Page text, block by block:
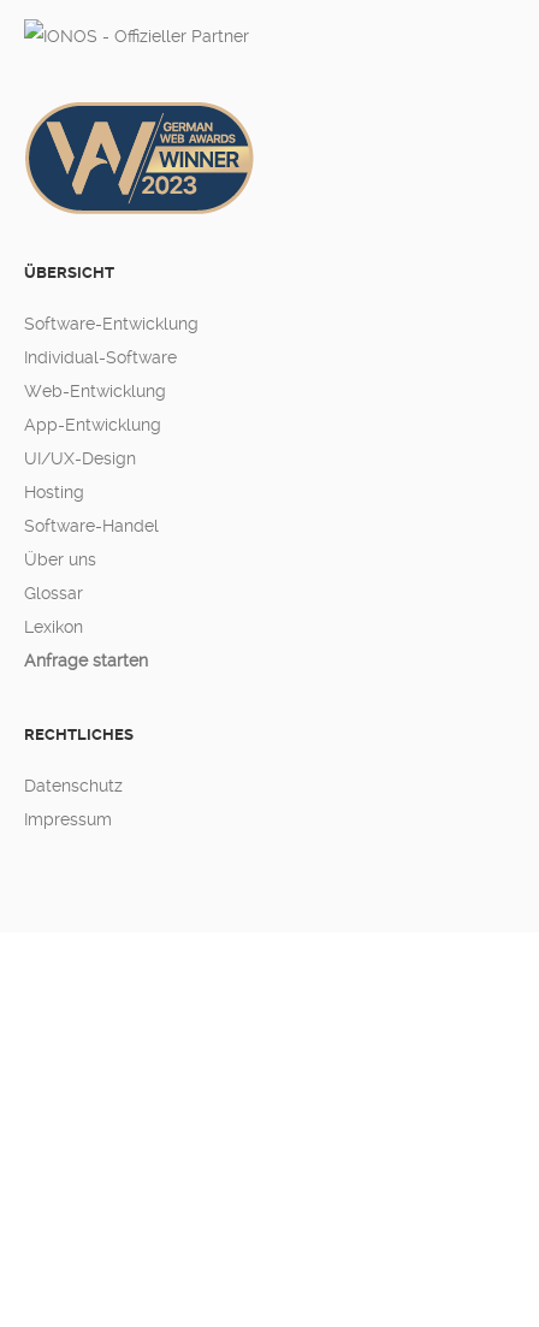
ÜBERSICHT
Software-Entwicklung
Individual-Software
Web-Entwicklung
App-Entwicklung
UI/UX-Design
Hosting
Software-Handel
Über uns
Glossar
Lexikon
Anfrage starten
RECHTLICHES
Datenschutz
Impressum